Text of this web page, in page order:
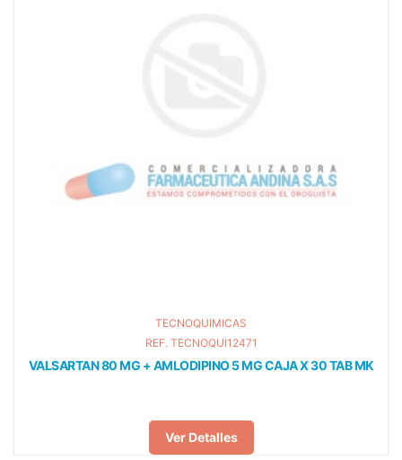
TECNOQUIMICAS
REF. TECNOQUI12471
80 MG + AMLODIPINO 5 MG CAJA X 30 TAB MK